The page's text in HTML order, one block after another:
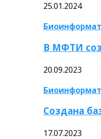
25.01.2024
В МФТИ
20.09.2023
Создана
17.07.2023